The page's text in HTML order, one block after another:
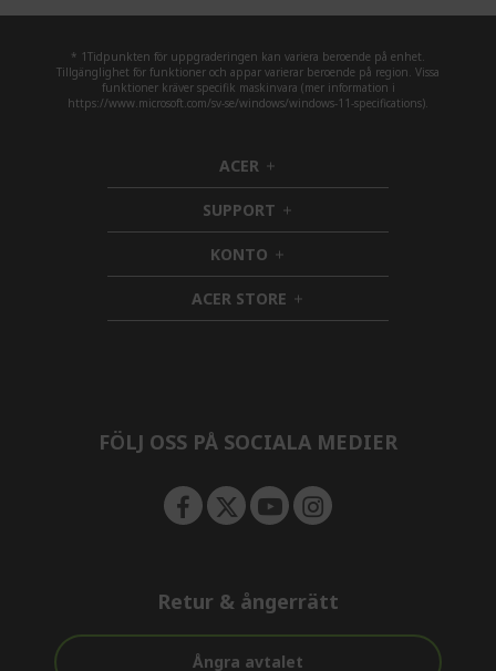
* 1Tidpunkten för uppgraderingen kan variera beroende på enhet.
Tillgänglighet för funktioner och appar varierar beroende på region. Vissa
funktioner kräver specifik maskinvara (mer information i
https://www.microsoft.com/sv-se/windows/windows-11-specifications).
ACER h
i
d
d
e
n
SUPPORT h
i
d
d
e
n
KONTO h
i
d
d
ACER STORE h
i
FÖLJ OSS PÅ SOCIALA MEDIER
Retur & ångerrätt
Ångra avtalet